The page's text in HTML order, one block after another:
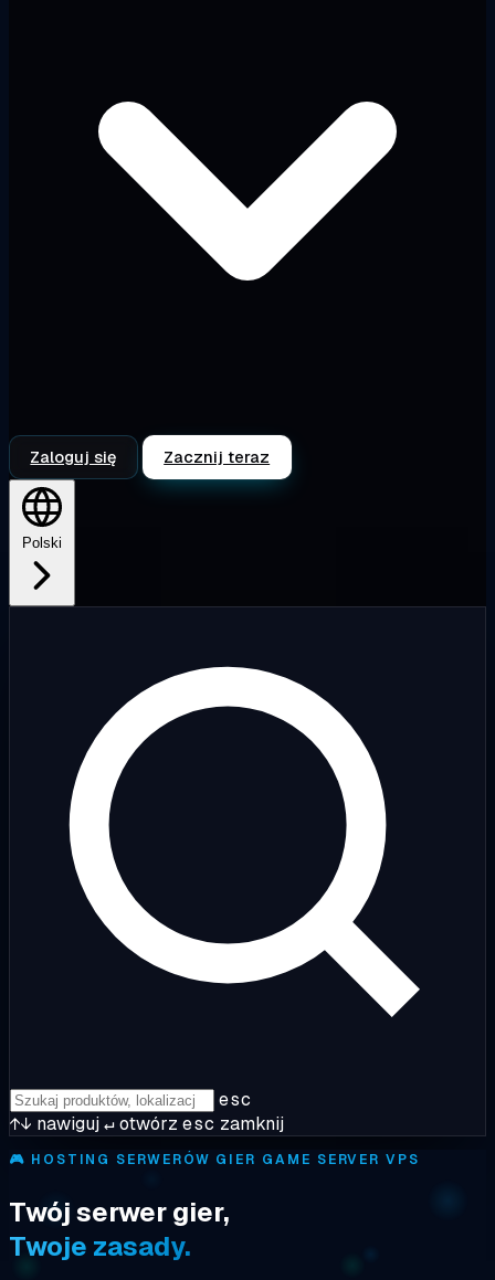
Zaloguj się Zacznij teraz
Polski
esc
↑↓ nawiguj↵otwórz esc zamknij
🎮 HOSTING SERWERÓW GIER GAME SERVER VPS
Twój serwer gier,
Twoje zasady.